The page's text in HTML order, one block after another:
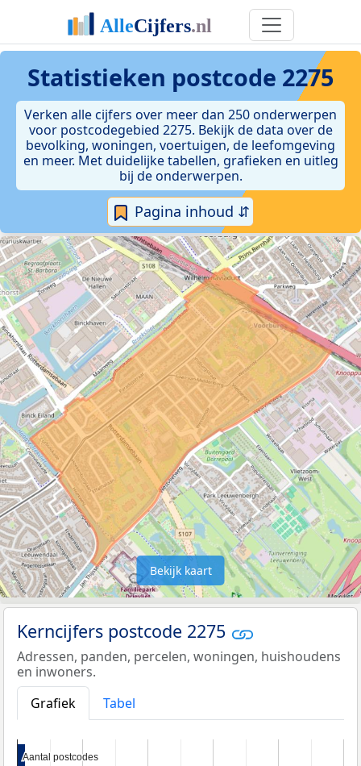
Statistieken postcode 2275
Verken alle cijfers over meer dan 250 onderwerpen
voor postcodegebied 2275. Bekijk de data over de
bevolking, woningen, voertuigen, de leefomgeving
en meer. Met duidelijke tabellen, grafieken en uitleg
bij de onderwerpen.
Pagina inhoud ⇵
Bekijk kaart
Kerncijfers postcode 2275
Adressen, panden, percelen, woningen, huishoudens
en inwoners.
Grafiek
Tabel
Aantal postcodes
Aantal postcodes